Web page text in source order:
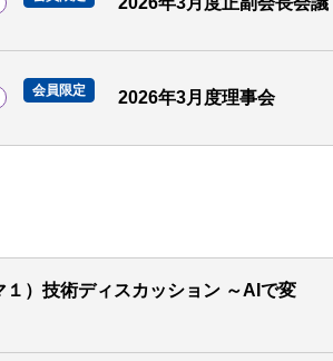
会員限定 2026年3月度理事会
）技術ディスカッション ～AIで変